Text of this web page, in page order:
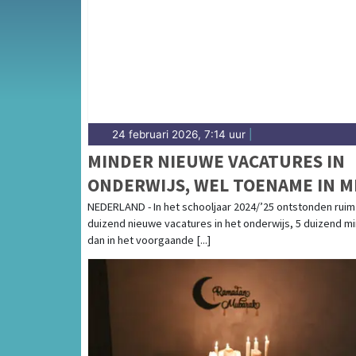
24 februari 2026, 7:14 uur
MINDER NIEUWE VACATURES IN
ONDERWIJS, WEL TOENAME IN
NEDERLAND - In het schooljaar 2024/’25 ontstonden
duizend nieuwe vacatures in het onderwijs, 5 duizend
dan in het voorgaande [...]